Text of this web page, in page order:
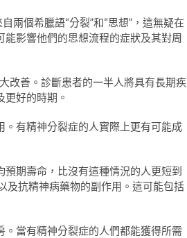
兩個希臘語“分裂”和“思想”，這無疑在
影響他們的思想流程的症狀及其對周
改善。診斷患者的一半人將具有長期疾
好的時期。
有精神分裂症的人實際上更有可能成
期壽命，比沒有這種情況的人更短到
及抗精神病藥物的副作用。這可能包括
當有精神分裂症的人們都能獲得所需